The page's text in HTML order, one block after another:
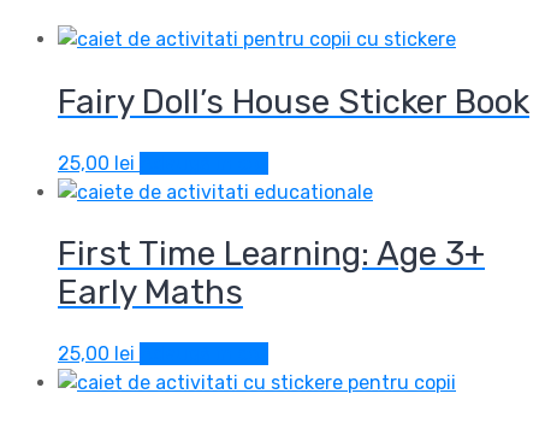
Fairy Doll’s House Sticker Book
25,00 lei
First Time Learning: Age 3+
Early Maths
25,00 lei